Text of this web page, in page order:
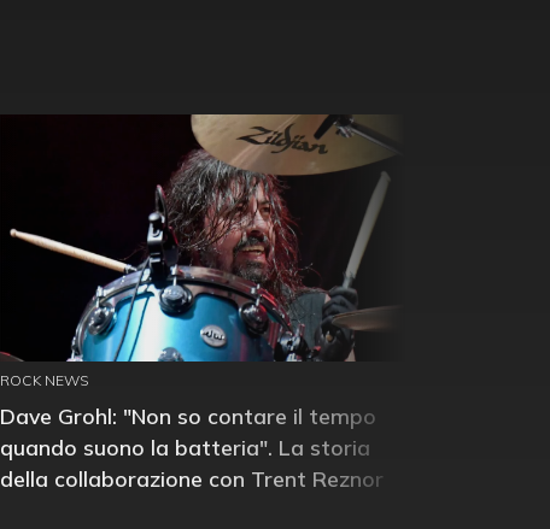
ROCK NEWS
Dave Grohl: "Non so contare il tempo
quando suono la batteria". La storia
della collaborazione con Trent Reznor